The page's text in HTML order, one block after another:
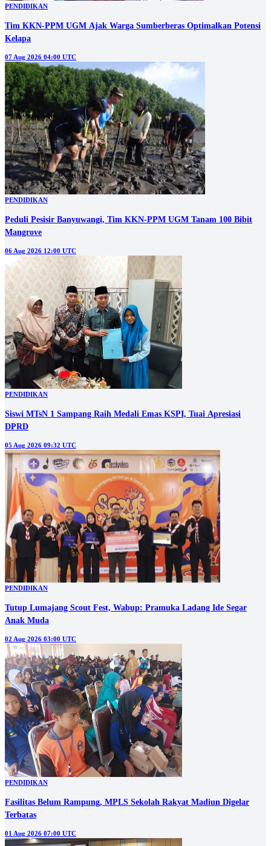
PENDIDIKAN
Tim KKN-PPM UGM Ajak Warga Sumberberas Optimalkan Potensi
Kelapa
07 Aug 2026 04:00 UTC
PENDIDIKAN
Peduli Pesisir Banyuwangi, Tim KKN-PPM UGM Tanam 100 Bibit
Mangrove
06 Aug 2026 12:00 UTC
PENDIDIKAN
Siswi MTsN 1 Sampang Raih Medali Emas KSPI, Tuai Apresiasi
DPRD
05 Aug 2026 09:32 UTC
PENDIDIKAN
Tutup Lumajang Scout Fest, Wabup: Pramuka Ladang Ide Segar
Anak Muda
02 Aug 2026 03:00 UTC
PENDIDIKAN
Fasilitas Belum Rampung, MPLS Sekolah Rakyat Madiun Digelar
Terbatas
01 Aug 2026 07:00 UTC